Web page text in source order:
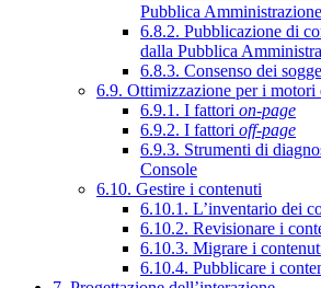
Pubblica Amministrazione
6.8.2. Pubblicazione di
dalla Pubblica
6.8.3. Consenso dei
6.9. Ottimizzazione per i motori
6.9.1. I fattori on-page
6.9.2. I fattori off-page
6.9.3. Strumenti di
Console
6.10. Gestire i contenuti
6.10.1. L’inventario dei
6.10.2. Revisionare i
6.10.3. Migrare i
6.10.4. Pubblicare i